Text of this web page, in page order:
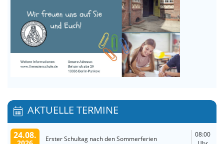
AKTUELLE TERMINE
24.08. Erster Schultag nach den Sommerferien
08:00